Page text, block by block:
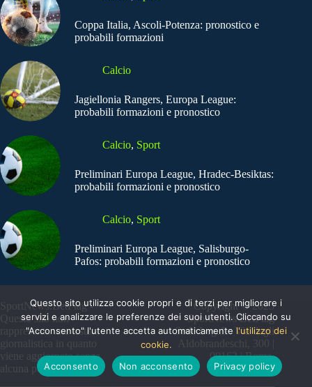
Coppa Italia, Ascoli-Potenza: pronostico e
probabili formazioni
Calcio
Jagiellonia Rangers, Europa League:
probabili formazioni e pronostico
Calcio, Sport
Preliminari Europa League, Hradec-Besiktas:
probabili formazioni e pronostico
Calcio, Sport
Preliminari Europa League, Salisburgo-
Pafos: probabili formazioni e pronostico
SportNews.BetFlag -
Questo sito non
rappresenta una testata
giornalistica in quanto
viene aggiornato senza
alcuna periodicità
Copyright © 2025
SportNews BetFlag
Sede Legale: Via degli
Aldobrandeschi, 300 |
00163 | Roma
Questo sito utilizza cookie propri e di terzi per migliorare i
servizi e analizzare le preferenze dei suoi utenti. Cliccando su
"Acconsento" l'utente accetta automaticamente l'utilizzo dei
cookie.
Acconsento
Non acconsento Privacy policy